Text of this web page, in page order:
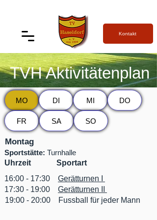
Kontakt
TVH Aktivitätenplan
MO
FR
DI MI DO
SA SO
Montag
Sportstätte: Turnhalle
Uhrzeit Sportart
16:00 - 17:30 Gerätturnen I
17:30 - 19:00 Gerätturnen II
19:00 - 20:00 Fussball für jeder Mann